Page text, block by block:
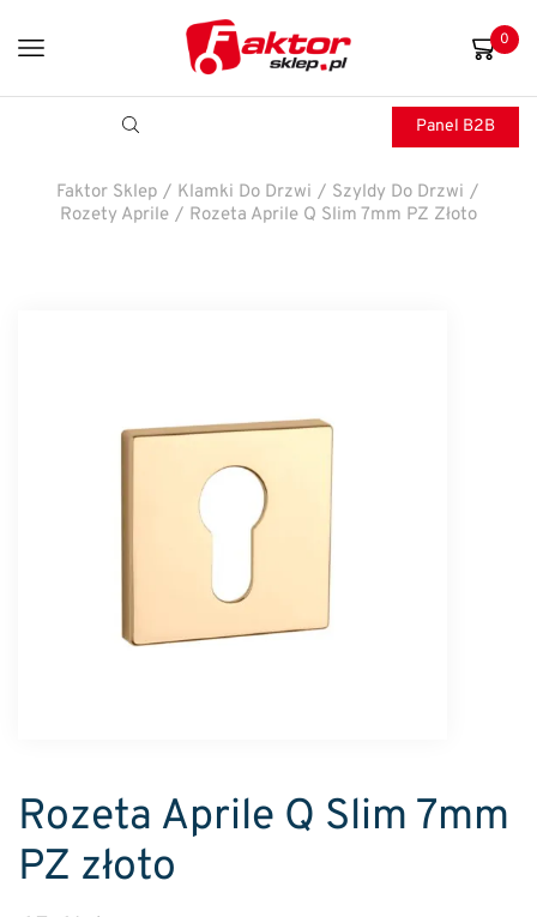
0
Panel B2B
Faktor Sklep / Klamki Do Drzwi / Szyldy Do Drzwi /
Rozety Aprile / Rozeta Aprile Q Slim 7mm PZ Złoto
Rozeta Aprile Q Slim 7mm
PZ złoto